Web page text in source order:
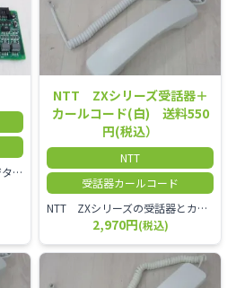
ZXSM-1IDSICOU-(1) 1デジタル局線ユニット
NTT ZXシリーズ受話器＋
カールコード(白) 送料550
円(税込）
NTT
受話器カールコード
NTT ZXシリーズの受話器とカールコードセット／本商品は中古品となります。 写真では分かりにくいキズ・汚れなどの使用感があります。 経年変化で日焼けの色味が強くなる場合がございます。 予めご理解・ご了承頂きますようお願いいたします。
2,970円(税込)